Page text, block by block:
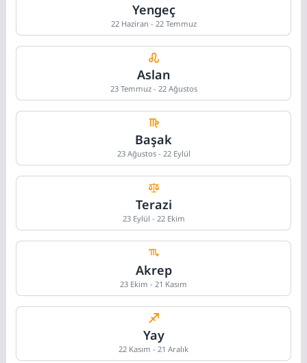
Yengeç
22 Haziran - 22 Temmuz
Aslan
23 Temmuz - 22 Ağustos
Başak
23 Ağustos - 22 Eylül
Terazi
23 Eylül - 22 Ekim
Akrep
23 Ekim - 21 Kasım
Yay
22 Kasım - 21 Aralık